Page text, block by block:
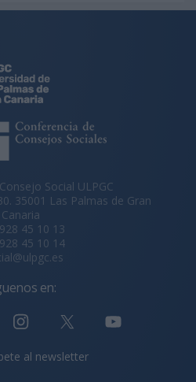
Social ULPGC
35001 Las Palmas de Gran
Canaria
45 10 13
45 10 14
en:
al newsletter